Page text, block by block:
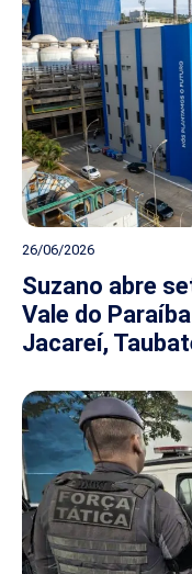
26/06/2026
Suzano abre
Vale do
Jacareí,